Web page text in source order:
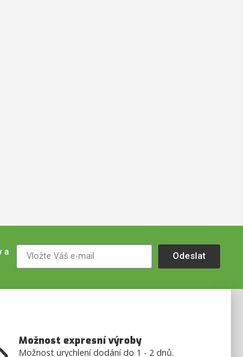
a
Odeslat
Možnost expresní výroby
Možnost urychlení dodání do 1 - 2 dnů.